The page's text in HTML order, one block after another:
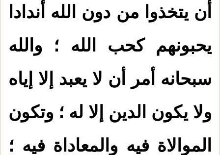
أن يتخذوا من دون الله أندادا
يحبونهم كحب الله ؛ والله
سبحانه أمر أن لا يعبد إلا إياه
ولا يكون الدين إلا له ؛ وتكون
الموالاة فيه والمعاداة فيه ؛
1. من صور التعصب بغير الحق
2. الدعاء بطول البقاء